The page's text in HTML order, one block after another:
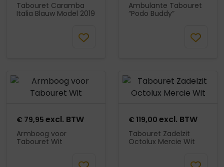
Tabouret Caramba
Italia Blauw Model 2019
Ambulante Tabouret
“Podo Buddy”
Product openen
€ 79,95 excl. BTW
Armboog voor
Tabouret Wit
Product openen
€ 119,00 excl. BTW
Tabouret Zadelzit
Octolux Mercie Wit